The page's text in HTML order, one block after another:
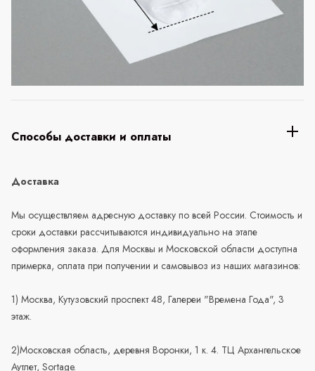
Способы доставки и оплаты
Доставка
Мы осуществляем адресную доставку по всей России. Стоимость и
сроки доставки рассчитываются индивидуально на этапе
оформления заказа. Для Москвы и Московской области доступна
примерка, оплата при получении и самовывоз из наших магазинов:
1) Москва, Кутузовский проспект 48, Галереи "Времена Года", 3
этаж.
2)Московская область, деревня Воронки, 1 к. 4. ТЦ Архангельское
Аутлет, Sortage.